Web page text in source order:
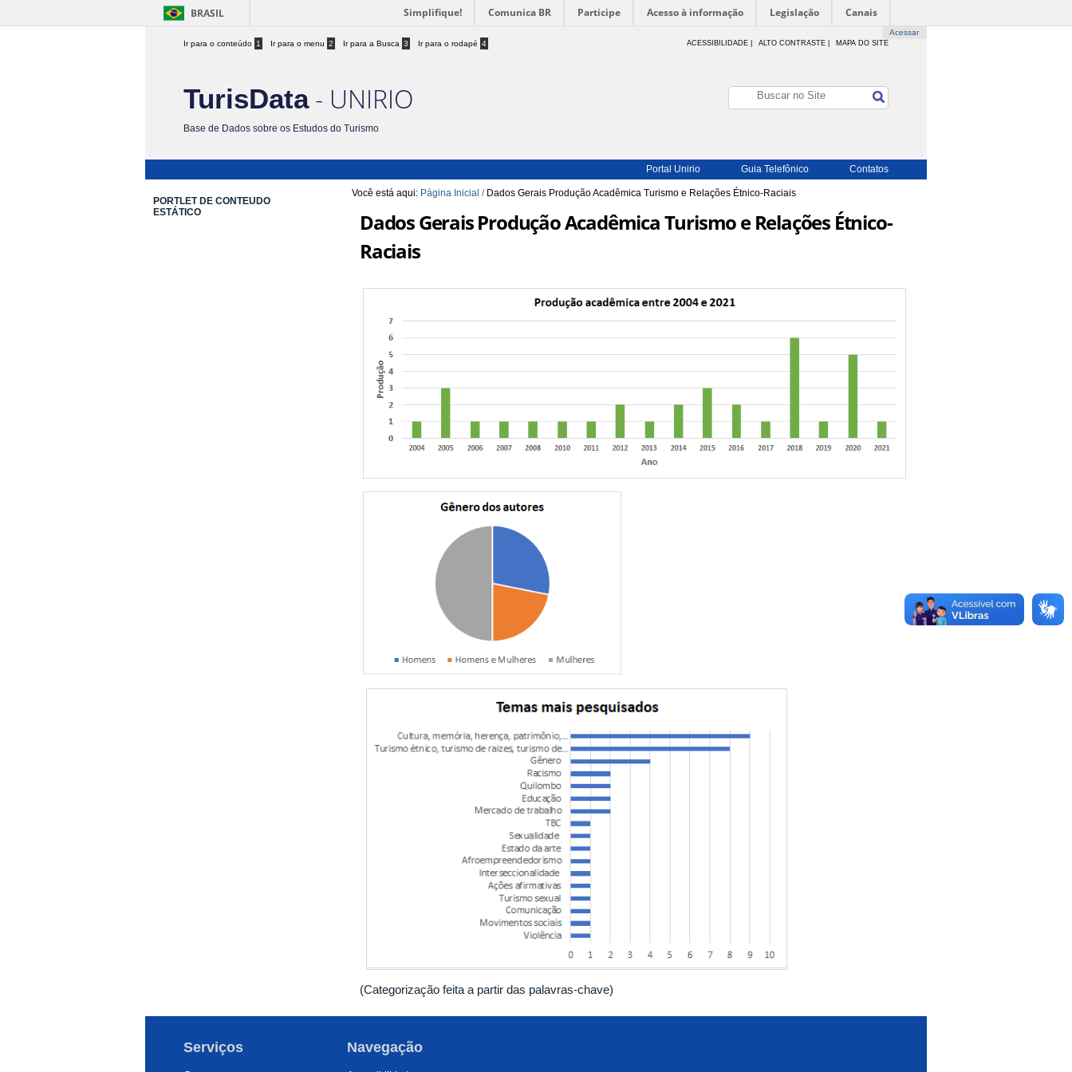
BRASIL Simplifique! Comunica BR Participe Acesso à informação Legislação Canais
Acessar
Ir para o conteúdo 1 Ir para o menu 2 Ir para a Busca 3 Ir para o rodapé 4 ACESSIBILIDADE ALTO CONTRASTE | MAPA DO SITE
TurisData- UNIRIO
Base de Dados sobre os Estudos do Turismo
Portal Unirio Guia Telefônico Contatos
Você está aqui: Página Inicial / Dados Gerais Produção Acadêmica Turismo e Relações Étnico-Raciais
Dados Gerais Produção Acadêmica Turismo e Relações Étnico-
Raciais
(Categorização feita a partir das palavras-chave)
PORTLET DE CONTEUDO
ESTÁTICO
Serviços Navegação